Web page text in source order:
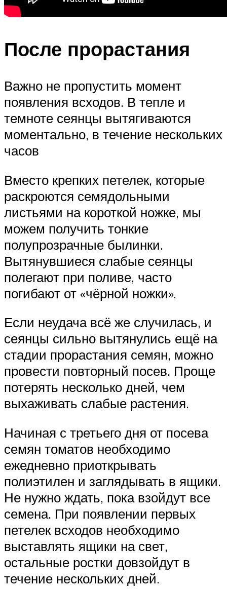
После прорастания
Важно не пропустить момент
появления всходов. В тепле и
темноте сеянцы вытягиваются
моментально, в течение нескольких
часов
Вместо крепких петелек, которые
раскроются семядольными
листьями на короткой ножке, мы
можем получить тонкие
полупрозрачные былинки.
Вытянувшиеся слабые сеянцы
полегают при поливе, часто
погибают от «чёрной ножки».
Если неудача всё же случилась, и
сеянцы сильно вытянулись ещё на
стадии прорастания семян, можно
провести повторный посев. Проще
потерять несколько дней, чем
выхаживать слабые растения.
Начиная с третьего дня от посева
семян томатов необходимо
ежедневно приоткрывать
полиэтилен и заглядывать в ящики.
Не нужно ждать, пока взойдут все
семена. При появлении первых
петелек всходов необходимо
выставлять ящики на свет,
остальные ростки довзойдут в
течение нескольких дней.